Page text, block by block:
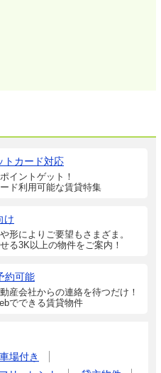
トカード対応
イントゲット！
ド利用可能な賃貸特集
け
形によりご要望もさまざま。
る3K以上の物件をご案内！
約可能
産会社からの連絡を待つだけ！
でできる賃貸物件
場付き